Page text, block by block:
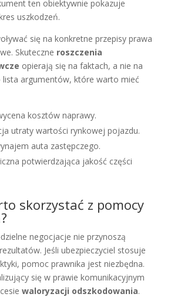
ten obiektywnie pokazuje
uszkodzeń.
się na konkretne przepisy prawa
Skuteczne roszczenia
opierają się na faktach, a nie na
lista argumentów, które warto mieć
kosztów naprawy.
utraty wartości rynkowej pojazdu.
auta zastępczego.
potwierdzająca jakość części
skorzystać z pomocy
negocjacje nie przynoszą
Jeśli ubezpieczyciel stosuje
pomoc prawnika jest niezbędna.
się w prawie komunikacyjnym
waloryzacji odszkodowania.